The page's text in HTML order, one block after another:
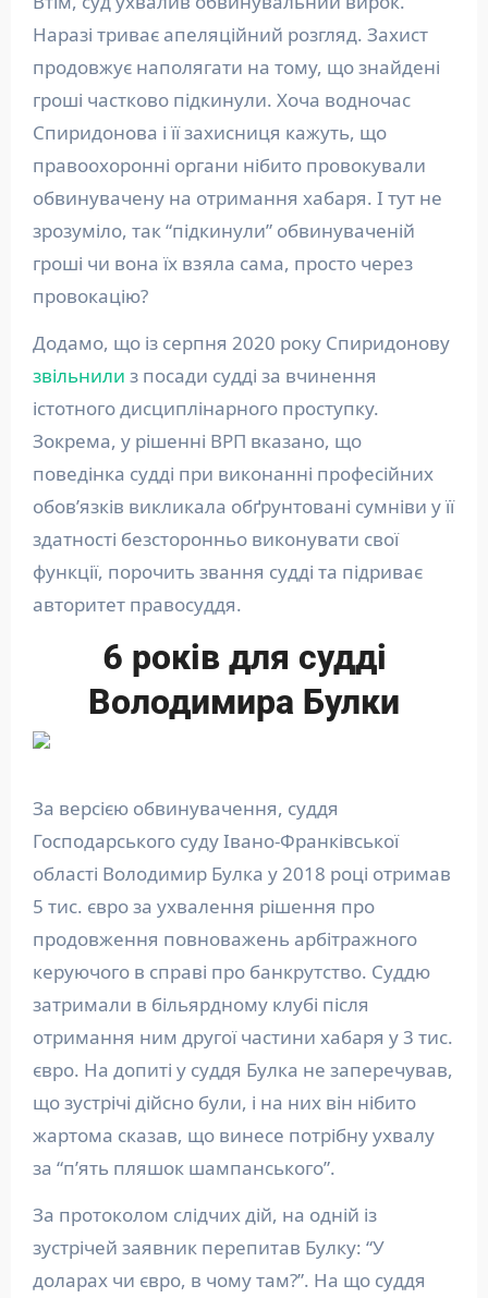
Наразі триває апеляційний розгляд. Захист
продовжує наполягати на тому, що знайдені
гроші частково підкинули. Хоча водночас
Спиридонова і її захисниця кажуть, що
правоохоронні органи нібито провокували
обвинувачену на отримання хабаря. І тут не
зрозуміло, так “підкинули” обвинуваченій
гроші чи вона їх взяла сама, просто через
провокацію?
Додамо, що із серпня 2020 року Спиридонову
звільнили з посади судді за вчинення
істотного дисциплінарного проступку.
Зокрема, у рішенні ВРП вказано, що
поведінка судді при виконанні професійних
обов’язків викликала обґрунтовані сумніви у її
здатності безсторонньо виконувати свої
функції, порочить звання судді та підриває
авторитет правосуддя.
6 років для судді
Володимира Булки
За версією обвинувачення, суддя
Господарського суду Івано-Франківської
області Володимир Булка у 2018 році отримав
5 тис. євро за ухвалення рішення про
продовження повноважень арбітражного
керуючого в справі про банкрутство. Суддю
затримали в більярдному клубі після
отримання ним другої частини хабаря у 3 тис.
євро. На допиті у суддя Булка не заперечував,
що зустрічі дійсно були, і на них він нібито
жартома сказав, що винесе потрібну ухвалу
за “п’ять пляшок шампанського”.
За протоколом слідчих дій, на одній із
зустрічей заявник перепитав Булку: “У
доларах чи євро, в чому там?”. На що суддя